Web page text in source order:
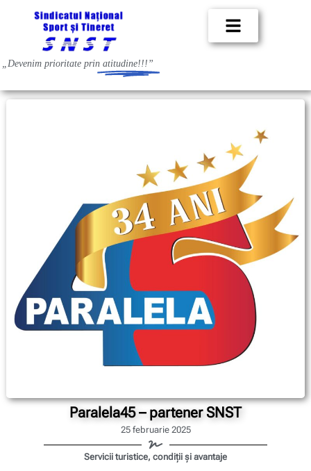
„Devenim prioritate prin atitudine!!!”
Paralela45 – partener SNST
25 februarie 2025
Servicii turistice, condiții și avantaje